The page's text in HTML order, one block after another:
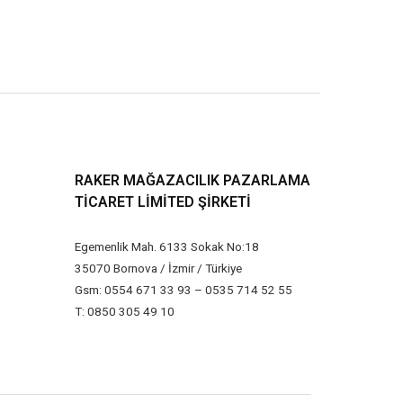
RAKER MAĞAZACILIK PAZARLAMA
TICARET LIMITED ŞIRKETI
Egemenlik Mah. 6133 Sokak No:18
35070 Bornova / İzmir / Türkiye
Gsm: 0554 671 33 93 – 0535 714 52 55
T: 0850 305 49 10